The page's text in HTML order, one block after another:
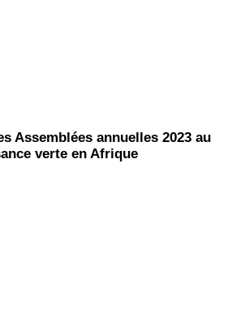
Assemblées annuelles 2023 au
verte en Afrique